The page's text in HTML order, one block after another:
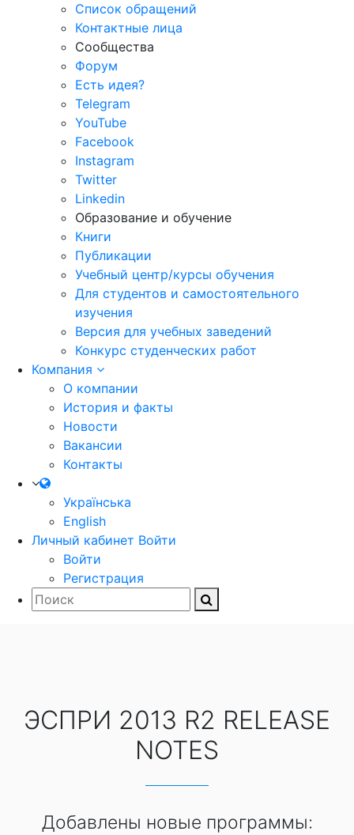
Список обращений
Контактные лица
Сообщества
Форум
Есть идея?
Telegram
YouTube
Facebook
Instagram
Twitter
Linkedin
Образование и обучение
Книги
Публикации
Учебный центр/курсы обучения
Для студентов и самостоятельного
изучения
Версия для учебных заведений
Конкурс студенческих работ
Компания
О компании
История и факты
Новости
Вакансии
Контакты
Українська
English
Личный кабинет Войти
Войти
Регистрация
ЭСПРИ 2013 R2 RELEASE
NOTES
Добавлены новые программы: